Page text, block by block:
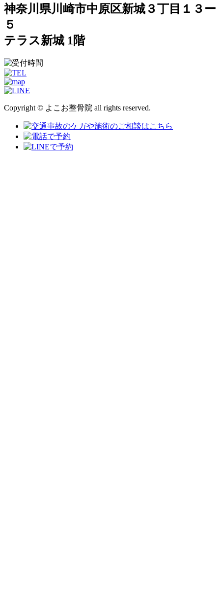
神奈川県川崎市中原区新城３丁目１３ー
５
テラス新城 1階
Copyright © よこお整骨院 all rights reserved.